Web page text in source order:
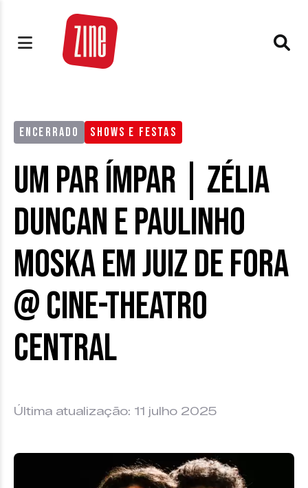
ENCERRADO SHOWS E FESTAS
Um Par Ímpar | Zélia
Duncan e Paulinho
Moska em Juiz de Fora
@ Cine-Theatro
Central
Última atualização: 11 julho 2025